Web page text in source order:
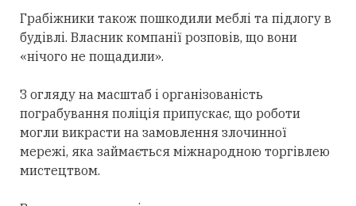
Грабіжники також пошкодили меблі та підлогу в
будівлі. Власник компанії розповів, що вони
«нічого не пощадили».
З огляду на масштаб і організованість
пограбування поліція припускає, що роботи
могли викрасти на замовлення злочинної
мережі, яка займається міжнародною торгівлею
мистецтвом.